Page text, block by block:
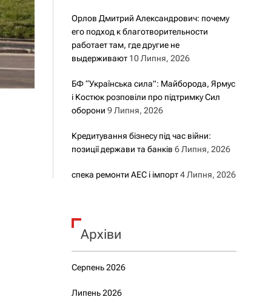
Орлов Дмитрий Александрович: почему
его подход к благотворительности
работает там, где другие не
выдерживают 10 Липня, 2026
БФ “Українська сила”: Майборода, Ярмус
і Костюк розповіли про підтримку Сил
оборони 9 Липня, 2026
Кредитування бізнесу під час війни:
позиції держави та банків 6 Липня, 2026
спека ремонти АЕС і імпорт 4 Липня, 2026
Архіви
Серпень 2026
Липень 2026